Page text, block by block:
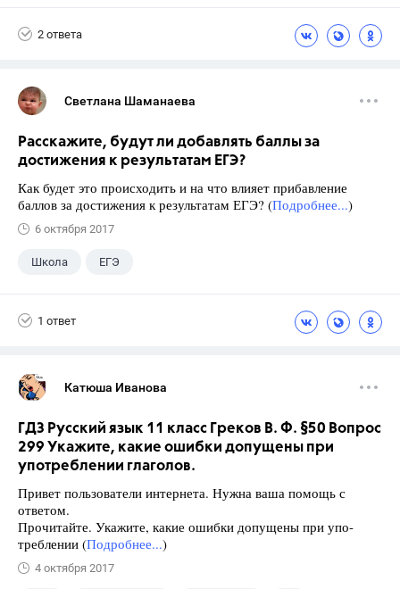
2 ответа
Светлана Шаманаева
Расскажите, будут ли добавлять баллы за
достижения к результатам ЕГЭ?
Как будет это происходить и на что влияет прибавление
баллов за достижения к результатам ЕГЭ? (Подробнее...)
6 октября 2017
Школа ЕГЭ
1 ответ
Катюша Иванова
ГДЗ Русский язык 11 класс Греков В. Ф. §50 Вопрос
299 Укажите, какие ошибки допущены при
употреблении глаголов.
Привет пользователи интернета. Нужна ваша помощь с
ответом.
Прочитайте. Укажите, какие ошибки допущены при упо-
треблении (Подробнее...)
4 октября 2017